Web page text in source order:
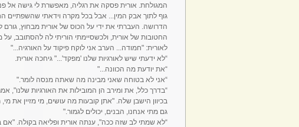
המגולחת. אורית פסקה את רגליה, מאפשרת לי גישה אל
גוף לתוך אבק המין... אבל בכל מקרה וידאתי שהשפתיים
הדרושה. העברתי את ידי על הכוס של אורית מבחוץ,
החטובות של אורית, ולכשסיימתי הוריתי לה להסתובב,
לאורית: "חמודה... הערב אני לוקח פיקוד על האורגיה..."
“לא ידעתי שיש לאורגיות שלנו 'מפקד'..." גיחכה אורית.
“את יודעת מה הכוונה..."
“אני לא בטוחה שאני מבינה מה שאתה מנסה לומר."
“בדרך כלל, את ומירב הן המובילות את האורגיות שלנו",
בכיוון הישבן שלה. "אתן קובעות מה עושים, מי מזיין את
גם מתי אנחנו, הבנים, יכולים לגמור."
“לא שמתי לב שזה ככה", ענתה אורית ופליאה בקולה.